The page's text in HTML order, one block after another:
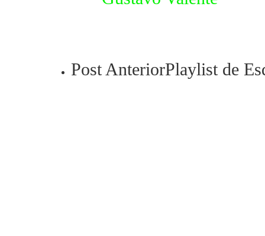
Post AnteriorPlaylist de